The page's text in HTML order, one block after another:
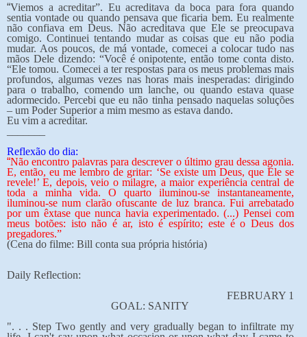
“Viemos a acreditar”. Eu acreditava da boca para fora quando
sentia vontade ou quando pensava que ficaria bem. Eu realmente
não confiava em Deus. Não acreditava que Ele se preocupava
comigo. Continuei tentando mudar as coisas que eu não podia
mudar. Aos poucos, de má vontade, comecei a colocar tudo nas
mãos Dele dizendo: “Você é onipotente, então tome conta disto.
“Ele tomou. Comecei a ter respostas para os meus problemas mais
profundos, algumas vezes nas horas mais inesperadas: dirigindo
para o trabalho, comendo um lanche, ou quando estava quase
adormecido. Percebi que eu não tinha pensado naquelas soluções
– um Poder Superior a mim mesmo as estava dando.
Eu vim a acreditar.
Reflexão do dia:
“Não encontro palavras para descrever o último grau dessa agonia.
E, então, eu me lembro de gritar: ‘Se existe um Deus, que Ele se
revele!’ E, depois, veio o milagre, a maior experiência central de
toda a minha vida. O quarto iluminou-se instantaneamente,
iluminou-se num clarão ofuscante de luz branca. Fui arrebatado
por um êxtase que nunca havia experimentado. (...) Pensei com
meus botões: isto não é ar, isto é espírito; este é o Deus dos
pregadores.”
(Cena do filme: Bill conta sua própria história)
Daily Reflection:
FEBRUARY 1
GOAL: SANITY
". . . Step Two gently and very gradually began to infiltrate my